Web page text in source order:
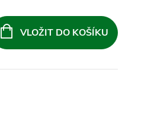
VLOŽIT DO KOŠÍKU